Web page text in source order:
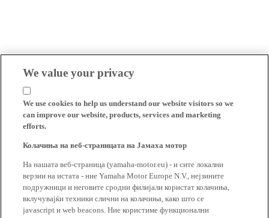
We value your privacy
We use cookies to help us understand our website visitors so we
can improve our website, products, services and marketing
efforts.
Колачиња на веб-страницата на Јамаха мотор
На нашата веб-страница (yamaha-motor.eu) - и сите локални
верзии на истата - ние Yamaha Motor Europe N.V., нејзините
подружници и неговите сродни филијали користат колачиња,
вклучувајќи техники слични на колачиња, како што се
javascript и web beacons. Ние користиме функционални